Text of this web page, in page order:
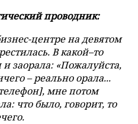
проводник:
центре на девятом
В какой–то
заорала: «Пожалуйста,
– реально орала...
мне потом
что было, говорит, то